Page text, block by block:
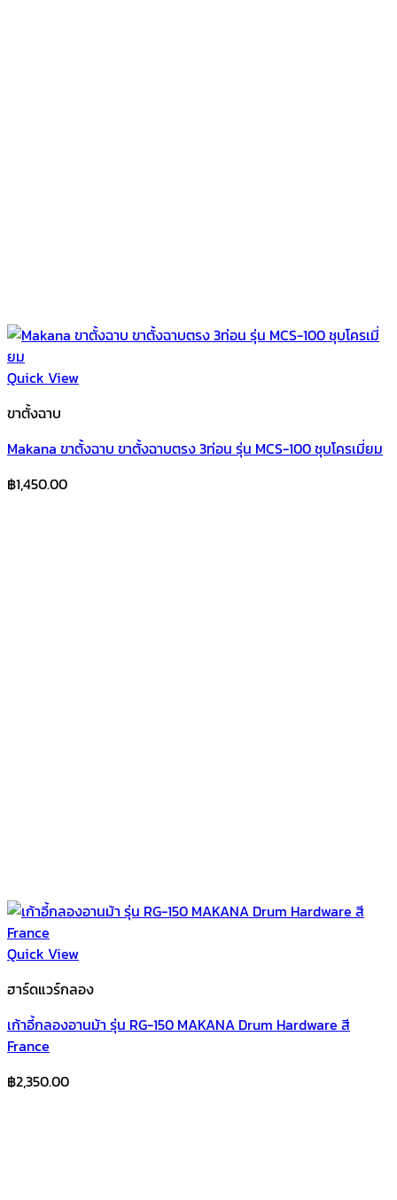
Quick View
ขาตั้งฉาบ
Makana ขาตั้งฉาบ ขาตั้งฉาบตรง 3ท่อน รุ่น MCS-100 ชุบโครเมี่ยม
฿1,450.00
Quick View
ฮาร์ดแวร์กลอง
เก้าอี้กลองอานม้า รุ่น RG-150 MAKANA Drum Hardware สี
France
฿2,350.00